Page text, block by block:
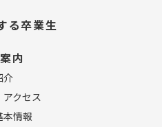
る卒業生
内
介
クセス
情報